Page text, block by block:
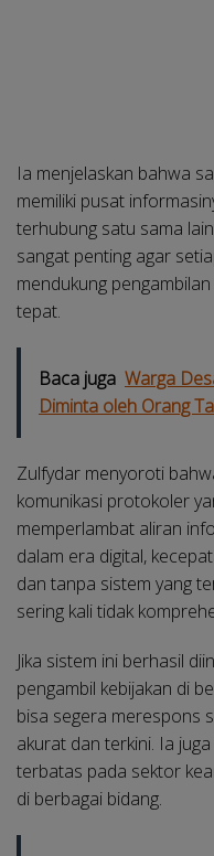
Ia menjelaskan bahwa
memiliki pusat
terhubung satu sama
sangat penting agar
mendukung
tepat.
Baca juga Warga
Diminta oleh Orang
Zulfydar menyoroti
komunikasi protokoler
memperlambat aliran
dalam era digital,
dan tanpa sistem yang
sering kali tidak
Jika sistem ini berhasil
pengambil kebijakan di
bisa segera merespons
akurat dan terkini. Ia
terbatas pada sektor
di berbagai bidang.